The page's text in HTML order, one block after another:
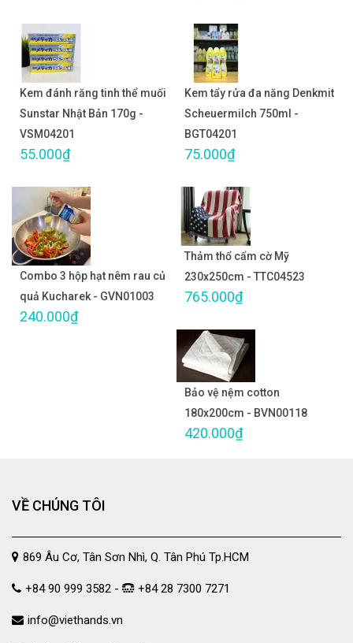
Kem đánh răng tinh thể muối
Sunstar Nhật Bản 170g -
VSM04201
55.000₫
Kem tẩy rửa đa năng Denkmit
Scheuermilch 750ml -
BGT04201
75.000₫
Combo 3 hộp hạt nêm rau củ
quả Kucharek - GVN01003
240.000₫
Thảm thổ cẩm cờ Mỹ
230x250cm - TTC04523
765.000₫
Bảo vệ nệm cotton
180x200cm - BVN00118
420.000₫
VỀ CHÚNG TÔI
869 Âu Cơ, Tân Sơn Nhì, Q. Tân Phú Tp.HCM
+84 90 999 3582 - +84 28 7300 7271
info@viethands.vn